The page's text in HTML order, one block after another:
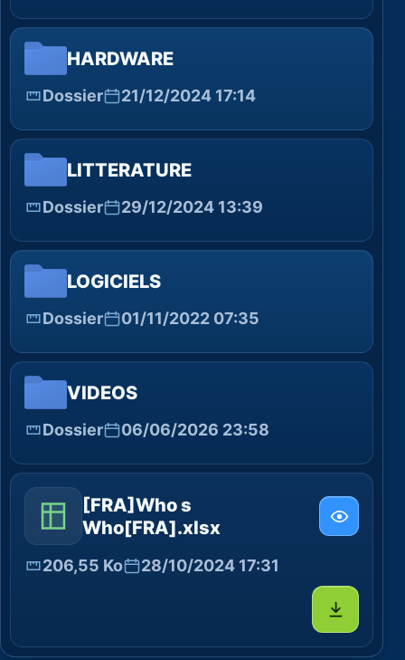
HARDWARE
Dossier 21/12/2024 17:14
LITTERATURE
Dossier 29/12/2024 13:39
LOGICIELS
Dossier 01/11/2022 07:35
VIDEOS
Dossier 06/06/2026 23:58
[FRA]Who s
Who[FRA].xlsx
206,55 Ko 28/10/2024 17:31